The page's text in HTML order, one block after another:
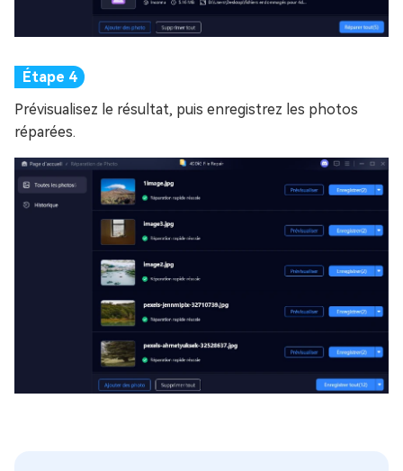
Prévisualisez le résultat, puis enregistrez les photos
réparées.